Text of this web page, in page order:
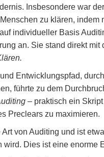
Insbesondere war
zu klären,
individueller Basis
an. Sie stand direkt
Entwicklungspfad,
führte zu dem
– praktisch ein
Preclears zu maximieren.
von Auditing und ist
Dies ist eine enorme